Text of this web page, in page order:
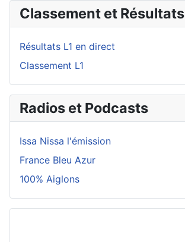
Classement et Résultats
Résultats L1 en direct
Classement L1
Radios et Podcasts
Issa Nissa l'émission
France Bleu Azur
100% Aiglons